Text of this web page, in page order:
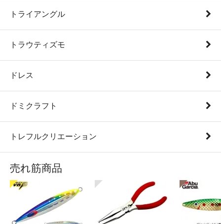
トライアングル
トラウティズモ
ドレス
ドミクラフト
トレフルクリエーション
売れ筋商品